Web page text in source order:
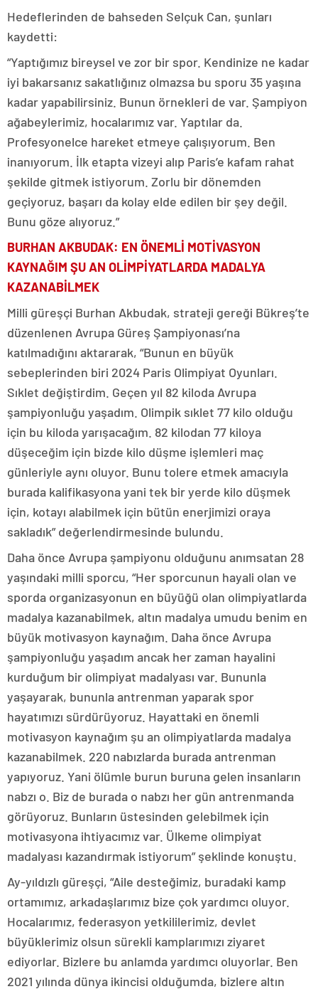
Hedeflerinden de bahseden Selçuk Can, şunları
kaydetti:
“Yaptığımız bireysel ve zor bir spor. Kendinize ne kadar
iyi bakarsanız sakatlığınız olmazsa bu sporu 35 yaşına
kadar yapabilirsiniz. Bunun örnekleri de var. Şampiyon
ağabeylerimiz, hocalarımız var. Yaptılar da.
Profesyonelce hareket etmeye çalışıyorum. Ben
inanıyorum. İlk etapta vizeyi alıp Paris’e kafam rahat
şekilde gitmek istiyorum. Zorlu bir dönemden
geçiyoruz, başarı da kolay elde edilen bir şey değil.
Bunu göze alıyoruz.”
BURHAN AKBUDAK: EN ÖNEMLİ MOTİVASYON
KAYNAĞIM ŞU AN OLİMPİYATLARDA MADALYA
KAZANABİLMEK
Milli güreşçi Burhan Akbudak, strateji gereği Bükreş’te
düzenlenen Avrupa Güreş Şampiyonası’na
katılmadığını aktararak, “Bunun en büyük
sebeplerinden biri 2024 Paris Olimpiyat Oyunları.
Sıklet değiştirdim. Geçen yıl 82 kiloda Avrupa
şampiyonluğu yaşadım. Olimpik sıklet 77 kilo olduğu
için bu kiloda yarışacağım. 82 kilodan 77 kiloya
düşeceğim için bizde kilo düşme işlemleri maç
günleriyle aynı oluyor. Bunu tolere etmek amacıyla
burada kalifikasyona yani tek bir yerde kilo düşmek
için, kotayı alabilmek için bütün enerjimizi oraya
sakladık” değerlendirmesinde bulundu.
Daha önce Avrupa şampiyonu olduğunu anımsatan 28
yaşındaki milli sporcu, “Her sporcunun hayali olan ve
sporda organizasyonun en büyüğü olan olimpiyatlarda
madalya kazanabilmek, altın madalya umudu benim en
büyük motivasyon kaynağım. Daha önce Avrupa
şampiyonluğu yaşadım ancak her zaman hayalini
kurduğum bir olimpiyat madalyası var. Bununla
yaşayarak, bununla antrenman yaparak spor
hayatımızı sürdürüyoruz. Hayattaki en önemli
motivasyon kaynağım şu an olimpiyatlarda madalya
kazanabilmek. 220 nabızlarda burada antrenman
yapıyoruz. Yani ölümle burun buruna gelen insanların
nabzı o. Biz de burada o nabzı her gün antrenmanda
görüyoruz. Bunların üstesinden gelebilmek için
motivasyona ihtiyacımız var. Ülkeme olimpiyat
madalyası kazandırmak istiyorum” şeklinde konuştu.
Ay-yıldızlı güreşçi, “Aile desteğimiz, buradaki kamp
ortamımız, arkadaşlarımız bize çok yardımcı oluyor.
Hocalarımız, federasyon yetkililerimiz, devlet
büyüklerimiz olsun sürekli kamplarımızı ziyaret
ediyorlar. Bizlere bu anlamda yardımcı oluyorlar. Ben
2021 yılında dünya ikincisi olduğumda, bizlere altın